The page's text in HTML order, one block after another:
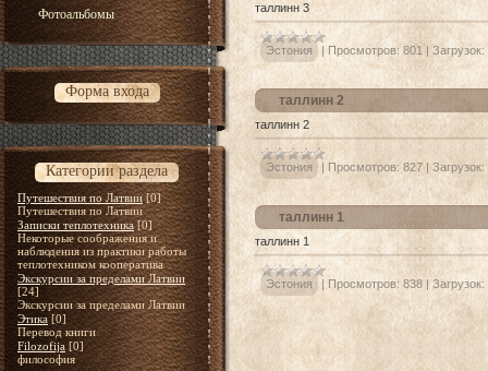
Фотоальбомы
Форма входа
Категории раздела
Путешествия по Латвии [0]
Путешествия по Латвии
Записки теплотехника [0]
Некоторые соображения и
наблюдения из практики работы
теплотехником кооператива
Экскурсии за пределами Латвии
[24]
Экскурсии за пределами Латвии
Этика [0]
Перевод книги
Filozofija [0]
философия
таллинн 3
Эстония | Просмотров: 801 | Загрузок:
таллинн 2
таллинн 2
Эстония | Просмотров: 827| Загрузок:
таллинн 1
таллинн 1
Эстония | Просмотров: 838 |Загрузок: